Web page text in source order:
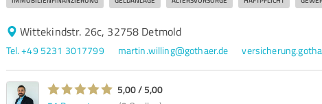
Wittekindstr. 26c, 32758 Detmold
Tel. +49 5231 3017799 martin.willing@gothaer.de
5,00 / 5,00